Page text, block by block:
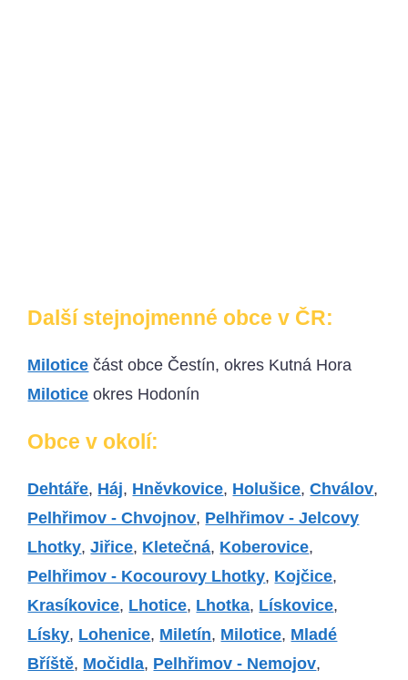
Další stejnojmenné obce v ČR:
Milotice část obce Čestín, okres Kutná Hora
Milotice okres Hodonín
Obce v okolí:
Dehtáře, Háj, Hněvkovice, Holušice,Chválov,
Pelhřimov - Chvojnov, Pelhřimov - Jelcovy
Lhotky,Jiřice, Kletečná, Koberovice,
Pelhřimov - Kocourovy Lhotky, Kojčice,
Krasíkovice, Lhotice, Lhotka, Lískovice,
Lísky, Lohenice, Miletín, Milotice, Mladé
Bříště, Močidla, Pelhřimov - Nemojov,